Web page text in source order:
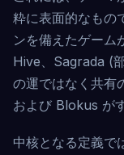
粋に表面的なもの
ンを備えたゲーム
Hive、Sagrada (
の運ではなく共有
および Blokus が
中核となる定義で